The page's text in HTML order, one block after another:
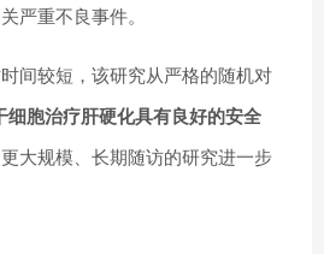
严重不良事件。
间较短，该研究从严格的随机对
细胞治疗肝硬化具有良好的安全
大规模、长期随访的研究进一步